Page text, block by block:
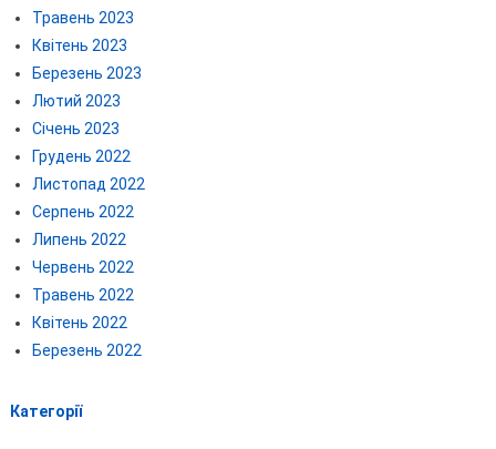
Травень 2023
Квітень 2023
Березень 2023
Лютий 2023
Січень 2023
Грудень 2022
Листопад 2022
Серпень 2022
Липень 2022
Червень 2022
Травень 2022
Квітень 2022
Березень 2022
Категорії